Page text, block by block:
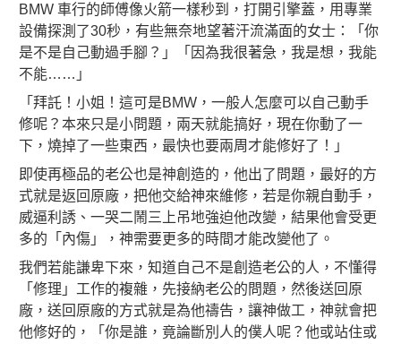
BMW 車行的師傅像火箭一樣秒到，打開引擎蓋，用專業
設備探測了30秒，有些無奈地望著汗流滿面的女士：「你
是不是自己動過手腳？」「因為我很著急，我是想，我能
不能……」
「拜託！小姐！這可是BMW，一般人怎麼可以自己動手
修呢？本來只是小問題，兩天就能搞好，現在你動了一
下，燒掉了一些東西，最快也要兩周才能修好了！」
即使再極品的老公也是神創造的，他出了問題，最好的方
式就是返回原廠，把他交給神來維修，若是你親自動手，
威逼利誘、一哭二鬧三上吊地強迫他改變，結果他會受更
多的「內傷」，神需要更多的時間才能改變他了。
我們若能謙卑下來，知道自己不是創造老公的人，不懂得
「修理」工作的複雜，先接納老公的問題，然後送回原
廠，送回原廠的方式就是為他禱告，讓神做工，神就會把
他修好的，「你是誰，竟論斷別人的僕人呢？他或站住或